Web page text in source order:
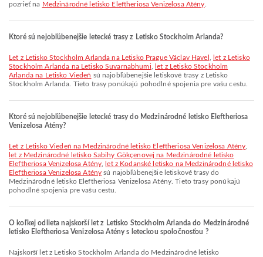
pozrieť na Medzinárodné letisko Eleftheriosa Venizelosa Atény
Ktoré sú nejobľúbenejšie letecké trasy z Letisko Stockholm Arlanda?
let z Letisko Stockholm Arlanda na Letisko Prague Václav Havel
let z Letisko
Stockholm Arlanda na Letisko Suvarnabhumi
let z Letisko Stockholm
Arlanda na Letisko Viedeň sú najobľúbenejšie letiskové trasy z Letisko
Stockholm Arlanda. Tieto trasy ponúkajú pohodlné spojenia pre vašu cestu.
Ktoré sú nejobľúbenejšie letecké trasy do Medzinárodné letisko Eleftheriosa
Venizelosa Atény?
let z Letisko Viedeň na Medzinárodné letisko Eleftheriosa Venizelosa Atény
let z Medzinárodné letisko Sabihy Gökçenovej na Medzinárodné letisko
Eleftheriosa Venizelosa Atény
let z Kodanské letisko na Medzinárodné letisko
Eleftheriosa Venizelosa Atény sú najobľúbenejšie letiskové trasy do
Medzinárodné letisko Eleftheriosa Venizelosa Atény. Tieto trasy ponúkajú
pohodlné spojenia pre vašu cestu.
O koľkej odlieta najskorší let z Letisko Stockholm Arlanda do Medzinárodné
letisko Eleftheriosa Venizelosa Atény s leteckou spoločnosťou ?
Najskorší let z Letisko Stockholm Arlanda do Medzinárodné letisko